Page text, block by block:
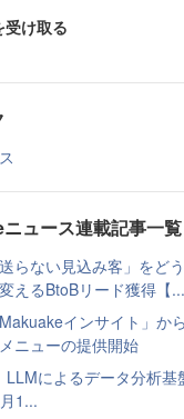
受け取る
ュース連載記事一覧
らない見込み客」をど
えるBtoBリード獲得【...
インサイト」か
ニューの提供開始
LLMによるデータ分析基
1...